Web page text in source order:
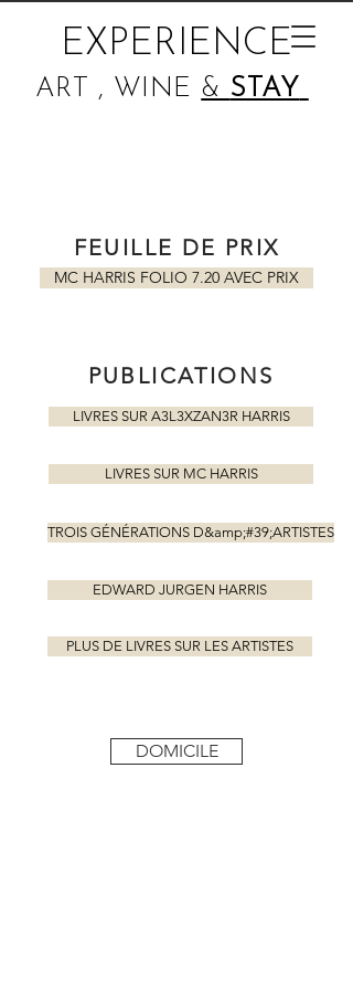
EXPERIENCE
ART , WINE & STAY
FEUILLE DE PRIX
MC HARRIS FOLIO 7.20 AVEC PRIX
PUBLICATIONS
LIVRES SUR A3L3XZAN3R HARRIS
LIVRES SUR MC HARRIS
TROIS GÉNÉRATIONS D&amp;#39;ARTISTES
EDWARD JURGEN HARRIS
PLUS DE LIVRES SUR LES ARTISTES
DOMICILE